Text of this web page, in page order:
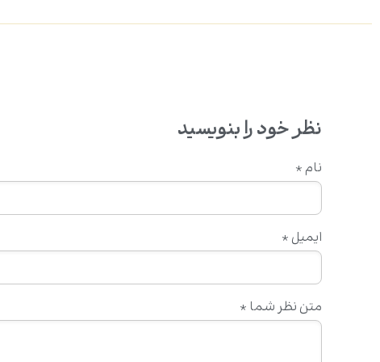
نظر خود را بنویسید
متن نظر شما *
نام *
ایمیل *